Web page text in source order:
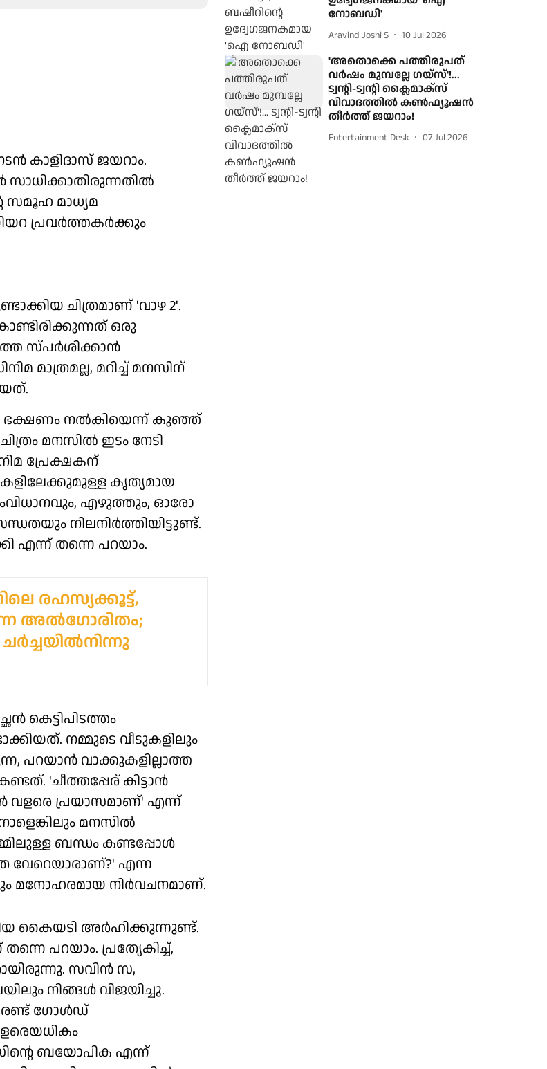
കാളിദാസ് ജയറാം.
സാധിക്കാതിരുന്നതിൽ
സമൂഹ മാധ്യമ
പ്രവർത്തകർക്കും
ചിത്രമാണ് 'വാഴ 2'.
ഒരു
സ്പർശിക്കാൻ
മാത്രമല്ല, മറിച്ച് മനസിന്‌
ഭക്ഷണം നൽകിയെന്ന് കുഞ്ഞ്
മനസിൽ ഇടം നേടി
പ്രേക്ഷകന്
കൃത്യമായ
എഴുത്തും, ഓരോ
നിലനിർത്തിയിട്ടുണ്ട്.
എന്ന് തന്നെ പറയാം.
രഹസ്യക്കൂട്ട്,
അൽഗോരിതം;
കെട്ടിപിടത്തം
നമ്മുടെ വീടുകളിലും
പറയാൻ വാക്കുകളില്ലാത്ത
'ചീത്തപ്പേര് കിട്ടാൻ
വളരെ പ്രയാസമാണ്' എന്ന്
മനസിൽ
ബന്ധം കണ്ടപ്പോൾ
വേറെയാരാണ്?' എന്ന
മനോഹരമായ നിർവചനമാണ്.
കൈയടി അർഹിക്കുന്നുണ്ട്.
പറയാം. പ്രത്യേകിച്ച്,
സവിൻ സ,
നിങ്ങൾ വിജയിച്ചു.
രണ്ട് ഗോൾഡ്
ബയോപിക എന്ന്
നോബഡി'
Aravind Joshi S 10 Jul 2026
'അതൊക്കെ പത്തിരുപത്
വർഷം മുമ്പല്ലേ ഗയ്‌സ്'!...
ട്വന്റി-ട്വന്റി ക്ലൈമാക്‌സ്
വിവാദത്തിൽ കൺഫ്യൂഷൻ
തീർത്ത് ജയറാം!
Entertainment Desk 07 Jul 2026